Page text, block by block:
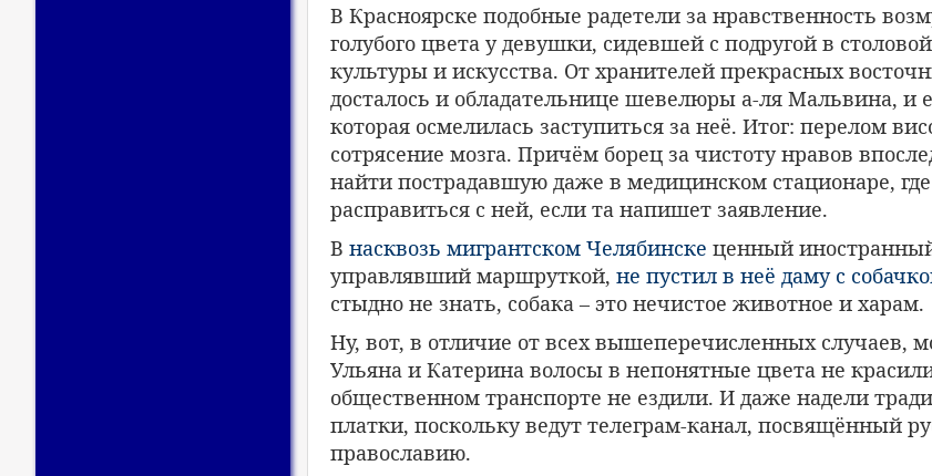
В Красноярске подобные радетели за нравственность
голубого цвета у девушки, сидевшей с подругой в
культуры и искусства. От хранителей прекрасных
досталось и обладательнице шевелюры а-ля Мальвина, и
которая осмелилась заступиться за неё. Итог: перелом
сотрясение мозга. Причём борец за чистоту нравов
найти пострадавшую даже в медицинском стационаре,
расправиться с ней, если та напишет заявление.
В насквозь мигрантском Челябинске ценный
управлявший маршруткой, не пустил в неё даму с
стыдно не знать, собака – это нечистое животное и харам.
Ну, вот, в отличие от всех вышеперечисленных случаев,
Ульяна и Катерина волосы в непонятные цвета не
общественном транспорте не ездили. И даже надели
платки, поскольку ведут телеграм-канал, посвящённый
православию.